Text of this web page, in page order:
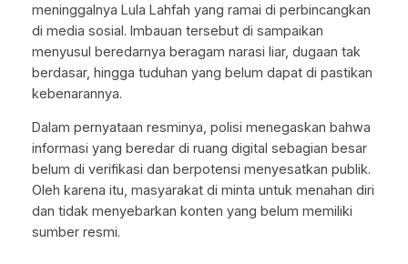
meninggalnya Lula Lahfah yang ramai di perbincangkan
di media sosial. Imbauan tersebut di sampaikan
menyusul beredarnya beragam narasi liar, dugaan tak
berdasar, hingga tuduhan yang belum dapat di pastikan
kebenarannya.
Dalam pernyataan resminya, polisi menegaskan bahwa
informasi yang beredar di ruang digital sebagian besar
belum di verifikasi dan berpotensi menyesatkan publik.
Oleh karena itu, masyarakat di minta untuk menahan diri
dan tidak menyebarkan konten yang belum memiliki
sumber resmi.